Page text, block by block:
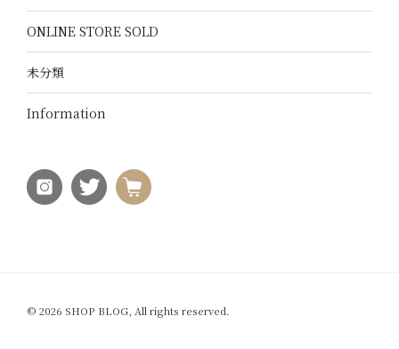
ONLINE STORE SOLD
未分類
Information
© 2026 SHOP BLOG, All rights reserved.